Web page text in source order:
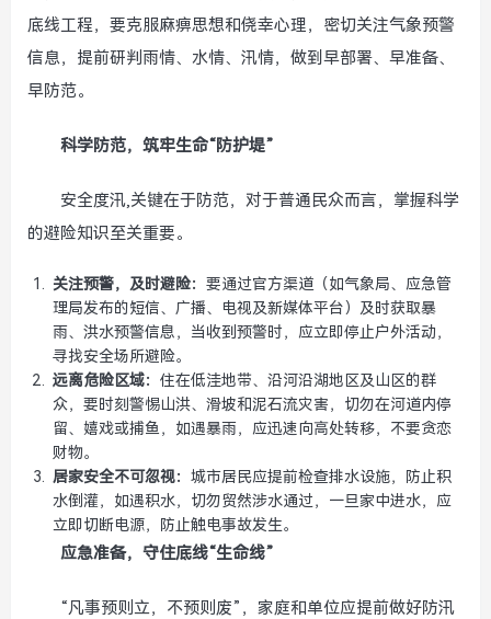
底线工程，要克服麻痹思想和侥幸心理，密切关注气象预警
信息，提前研判雨情、水情、汛情，做到早部署、早准备、
早防范。
科学防范，筑牢生命“防护堤”
安全度汛,关键在于防范，对于普通民众而言，掌握科学
的避险知识至关重要。
关注预警，及时避险： 要通过官方渠道（如气象局、应急管
理局发布的短信、广播、电视及新媒体平台）及时获取暴
雨、洪水预警信息，当收到预警时，应立即停止户外活动，
寻找安全场所避险。
远离危险区域： 住在低洼地带、沿河沿湖地区及山区的群
众，要时刻警惕山洪、滑坡和泥石流灾害，切勿在河道内停
留、嬉戏或捕鱼，如遇暴雨，应迅速向高处转移，不要贪恋
财物。
居家安全不可忽视： 城市居民应提前检查排水设施，防止积
水倒灌，如遇积水，切勿贸然涉水通过，一旦家中进水，应
立即切断电源，防止触电事故发生。
应急准备，守住底线“生命线”
“凡事预则立，不预则废”，家庭和单位应提前做好防汛